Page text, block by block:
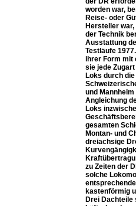
worden war,
Reise- oder
Hersteller
der Technik
Ausstattung
Testläufe
ihrer Form mit
sie jede
Loks durch
und
Angleichung
Loks
gesamten
Montan- und
dreiachsige
zu Zeiten der
solche
kastenförmig
Drei Dachteile